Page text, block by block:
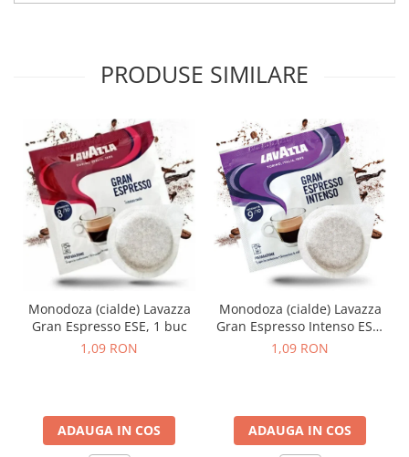
PRODUSE SIMILARE
Monodoza (cialde) Lavazza
Gran Espresso ESE, 1 buc
1,09 RON
ADAUGA IN COS
Monodoza (cialde) Lavazza
Gran Espresso Intenso ESE,
1 buc
1,09 RON
ADAUGA IN COS